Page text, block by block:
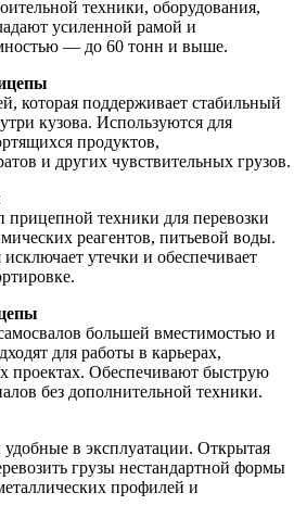
техники, оборудования,
усиленной рамой и
— до 60 тонн и выше.
которая поддерживает стабильный
кузова. Используются для
продуктов,
и других чувствительных грузов.
техники для перевозки
реагентов, питьевой воды.
утечки и обеспечивает
большей вместимостью и
для работы в карьерах,
проектах. Обеспечивают быструю
без дополнительной техники.
в эксплуатации. Открытая
грузы нестандартной формы
профилей и